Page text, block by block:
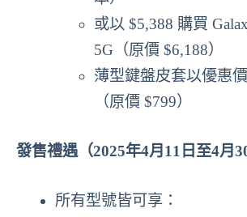
或以 $5,388 購買
5G（原價 $6,188）
薄型鍵盤皮套以優惠
（原價 $799）
發售禮遇（2025年4月11日至4月
所有型號皆可享：